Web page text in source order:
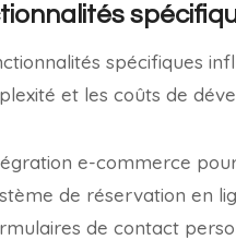
spécifiques
et les coûts de
e-commerce
de réservation en
de contact